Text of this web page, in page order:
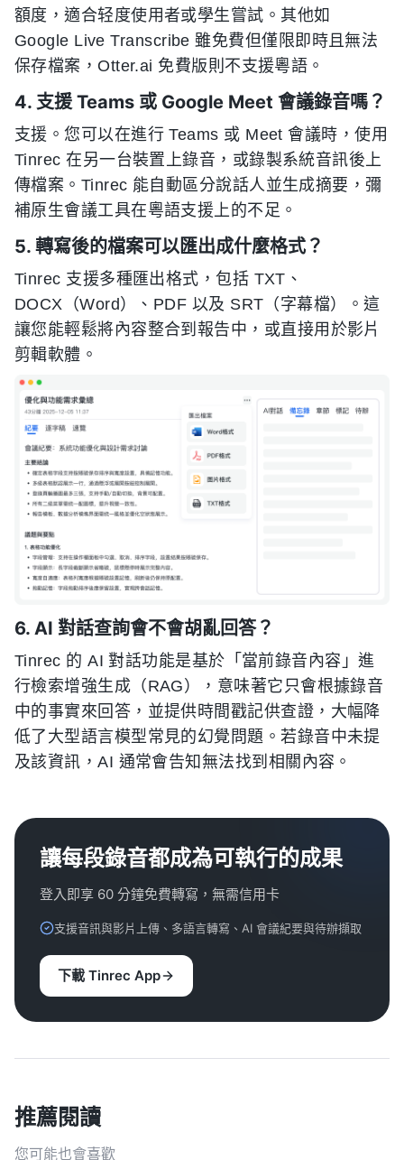
額度，適合轻度使用者或學生嘗試。其他如
Google Live Transcribe 雖免費但僅限即時且無法
保存檔案，Otter.ai 免費版則不支援粵語。
4. 支援 Teams 或 Google Meet 會議錄音嗎？
支援。您可以在進行 Teams 或 Meet 會議時，使用
Tinrec 在另一台裝置上錄音，或錄製系統音訊後上
傳檔案。Tinrec 能自動區分說話人並生成摘要，彌
補原生會議工具在粵語支援上的不足。
5. 轉寫後的檔案可以匯出成什麼格式？
Tinrec 支援多種匯出格式，包括 TXT、
DOCX（Word）、PDF 以及 SRT（字幕檔）。這
讓您能輕鬆將內容整合到報告中，或直接用於影片
剪輯軟體。
6. AI 對話查詢會不會胡亂回答？
Tinrec 的 AI 對話功能是基於「當前錄音內容」進
行檢索增強生成（RAG），意味著它只會根據錄音
中的事實來回答，並提供時間戳記供查證，大幅降
低了大型語言模型常見的幻覺問題。若錄音中未提
及該資訊，AI 通常會告知無法找到相關內容。
讓每段錄音都成為可執行的成果
登入即享 60 分鐘免費轉寫，無需信用卡
支援音訊與影片上傳、多語言轉寫、AI 會議紀要與待辦擷取
下載 Tinrec App
推薦閱讀
您可能也會喜歡